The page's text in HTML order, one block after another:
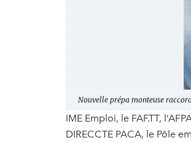
Nouvelle prépa monteuse
IME Emploi, le FAF.TT,
DIRECCTE PACA, le Pôle